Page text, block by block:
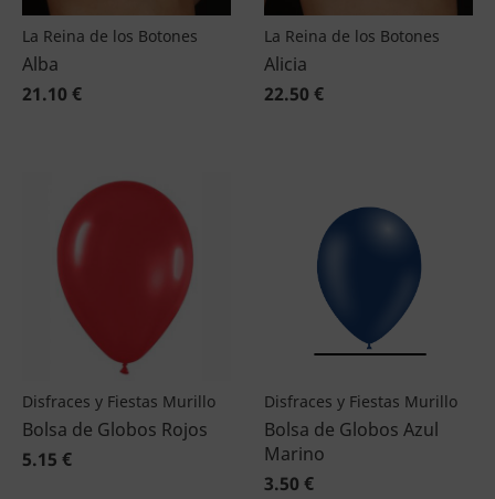
La Reina de los Botones
Alba
21.10 €
La Reina de los Botones
Alicia
22.50 €
Disfraces y Fiestas Murillo
Bolsa de Globos Rojos
5.15 €
Disfraces y Fiestas Murillo
Bolsa de Globos Azul
Marino
3.50 €